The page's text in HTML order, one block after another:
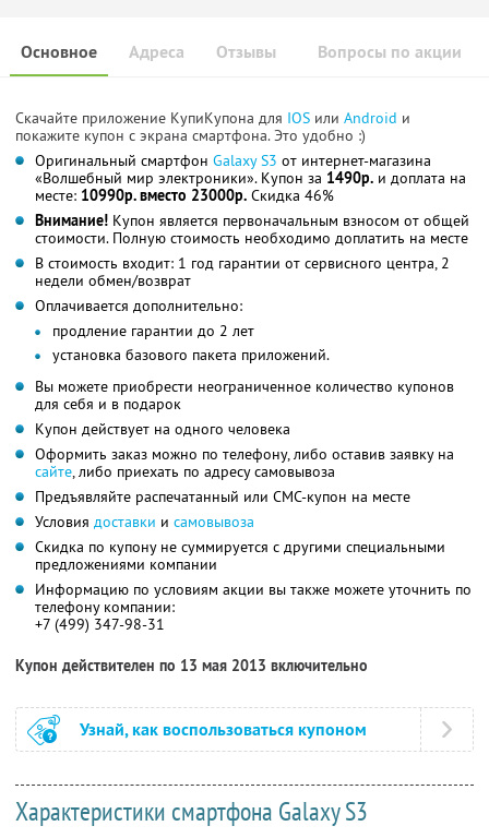
Основное Отзывы Вопросы по акции
Адреса
Скачайте приложение КупиКупона для IOS или Android и
покажите купон с экрана смартфона. Это удобно :)
Оригинальный смартфон Galaxy S3 от интернет-магазина
«Волшебный мир электроники». Купон за 1490р. и доплата на
месте: 10990р. вместо 23000р. Скидка 46%
Внимание! Купон является первоначальным взносом от общей
стоимости. Полную стоимость необходимо доплатить на месте
В стоимость входит: 1 год гарантии от сервисного центра, 2
недели обмен/возврат
Оплачивается дополнительно:
продление гарантии до 2 лет
установка базового пакета приложений.
Вы можете приобрести неограниченное количество купонов
для себя и в подарок
Купон действует на одного человека
Оформить заказ можно по телефону, либо оставив заявку на
сайте, либо приехать по адресу самовывоза
Предъявляйте распечатанный или СМС-купон на месте
Условия доставки и самовывоза
Скидка по купону не суммируется с другими специальными
предложениями компании
Информацию по условиям акции вы также можете уточнить по
телефону компании:
+7 (499) 347-98-31
Купон действителен по 13 мая 2013 включительно
Узнай, как воспользоваться купоном
Характеристики смартфона Galaxy S3